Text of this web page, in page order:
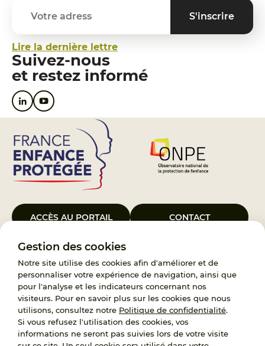
Gestion des cookies
Notre site utilise des cookies afin d'améliorer et de
personnaliser votre expérience de navigation, ainsi que
pour l'analyse et les indicateurs concernant nos
visiteurs. Pour en savoir plus sur les cookies que nous
utilisons, consultez notre Politique de confidentialité.
Si vous refusez l'utilisation des cookies, vos
informations ne seront pas suivies lors de votre visite
Lire la dernière lettre
Suivez-nous
et restez informé
ACCÈS AU PORTAIL CONTACT
Le Groupement d’Intérêt Public France Enfance Protégée, créé le 5
janvier 2023, a pour objet d’assurer les missions de service public du
119, d’accompagnement des adoptants et de traitement des
demandes d’accès aux origines personnelles. France Enfance
Protégée est également un observatoire et une ressource pour
l’ensemble des professionnels, ainsi qu’un appui à l’élaboration de la
politique publique à travers le soutien à l’activité des conseils
nationaux.